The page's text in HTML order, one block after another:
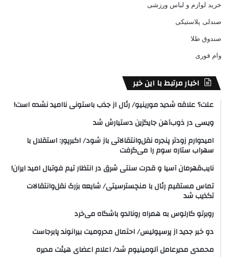
خرید لوازم و لباس ورزشی
صندلی پلاستیکی
صندوق طلا
وام فوری
اخبار مرتبط با این خبر
علت؟ علاقه شدید مورینیو/ رئال از جذب باستونی ناامید نشده است!
ویسی در ذوب‌آهن جایگزین دستیارش شد
امیدوارم زودتر پنجره نقل‌وانتقالاتی باز شود/ اکبرپور: استقلال با
سهراب ستاره سوم را می‌گرفت
نایب‌قهرمان آسیا و قدرت سنتی شرق در انتظار تیم فوتبال امید ایران!
تماس مستقیم رئال با منچسترسیتی/ شایعه بزرگ نقل‌وانتقالات
تکذیب شد
روبرتو کارلوس به همراه رونالدو باشگاه می‌خرد
دو خبر جدید از پرسپولیس/ احتمال محرومیت بیرانوند پابرجاست
محمدی مدیرعامل آلومینیوم شد/ اعلام اعضای هیئت‌ مدیره